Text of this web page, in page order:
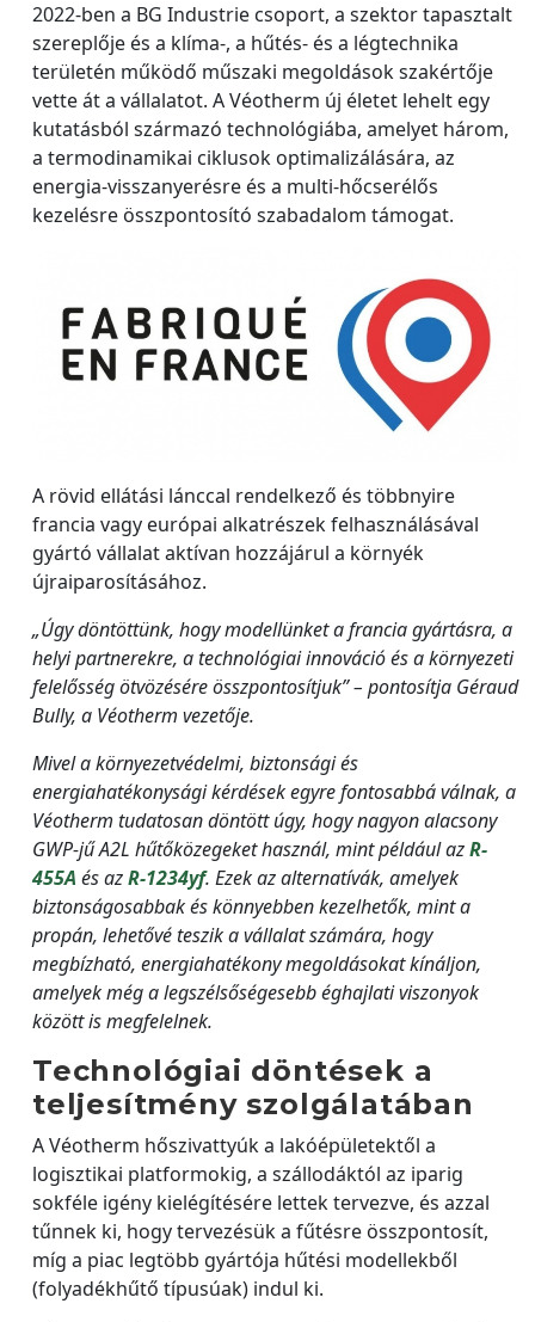
2022-ben a BG Industrie csoport, a szektor tapasztalt
szereplője és a klíma-, a hűtés- és a légtechnika
területén működő műszaki megoldások szakértője
vette át a vállalatot. A Véotherm új életet lehelt egy
kutatásból származó technológiába, amelyet három,
a termodinamikai ciklusok optimalizálására, az
energia-visszanyerésre és a multi-hőcserélős
kezelésre összpontosító szabadalom támogat.
A rövid ellátási lánccal rendelkező és többnyire
francia vagy európai alkatrészek felhasználásával
gyártó vállalat aktívan hozzájárul a környék
újraiparosításához.
„Úgy döntöttünk, hogy modellünket a francia gyártásra, a
helyi partnerekre, a technológiai innováció és a környezeti
felelősség ötvözésére összpontosítjuk” – pontosítja Géraud
Bully, a Véotherm vezetője.
Mivel a környezetvédelmi, biztonsági és
energiahatékonysági kérdések egyre fontosabbá válnak, a
Véotherm tudatosan döntött úgy, hogy nagyon alacsony
GWP-jű A2L hűtőközegeket használ, mint például azR-
455A és azR-1234yf. Ezek az alternatívák, amelyek
biztonságosabbak és könnyebben kezelhetők, mint a
propán, lehetővé teszik a vállalat számára, hogy
megbízható, energiahatékony megoldásokat kínáljon,
amelyek még a legszélsőségesebb éghajlati viszonyok
között is megfelelnek.
Technológiai döntések a
teljesítmény szolgálatában
A Véotherm hőszivattyúk a lakóépületektől a
logisztikai platformokig, a szállodáktól az iparig
sokféle igény kielégítésére lettek tervezve, és azzal
tűnnek ki, hogy tervezésük a fűtésre összpontosít,
míg a piac legtöbb gyártója hűtési modellekből
(folyadékhűtő típusúak) indul ki.